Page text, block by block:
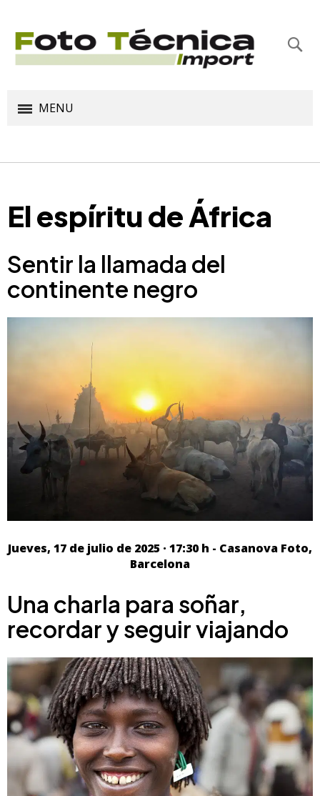
MENU
El espíritu de África
Sentir la llamada del
continente negro
Jueves, 17 de julio de 2025 · 17:30 h - Casanova Foto,
Barcelona
Una charla para soñar,
recordar y seguir viajando